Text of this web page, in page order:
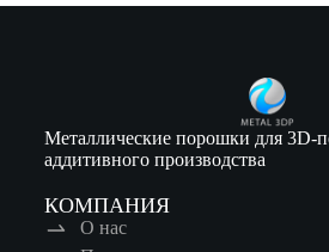
Металлические порошки для 3D-
аддитивного производства
КОМПАНИЯ
О нас